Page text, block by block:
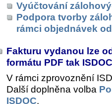
Vyúčtování
Podpora tvorby
rámci objednávek
Fakturu vydanou lze
formátu PDF tak
V rámci zprovoznění
Další doplněna volba
ISDOC.